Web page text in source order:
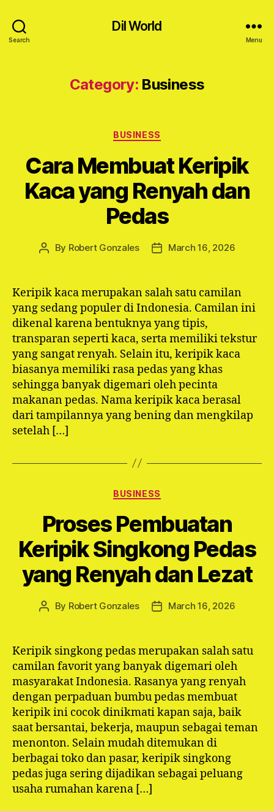
Search
Dil World
Menu
Category: Business
Categories
BUSINESS
Cara Membuat Keripik
Kaca yang Renyah dan
Pedas
Post
By Robert Gonzales
PostMarch 16, 2026
Keripik kaca merupakan salah satu camilan
yang sedang populer di Indonesia. Camilan ini
dikenal karena bentuknya yang tipis,
transparan seperti kaca, serta memiliki tekstur
yang sangat renyah. Selain itu, keripik kaca
biasanya memiliki rasa pedas yang khas
sehingga banyak digemari oleh pecinta
makanan pedas. Nama keripik kaca berasal
dari tampilannya yang bening dan mengkilap
setelah […]
Categories
BUSINESS
Proses Pembuatan
Keripik Singkong Pedas
yang Renyah dan Lezat
Post
By Robert Gonzales
PostMarch 16, 2026
Keripik singkong pedas merupakan salah satu
camilan favorit yang banyak digemari oleh
masyarakat Indonesia. Rasanya yang renyah
dengan perpaduan bumbu pedas membuat
keripik ini cocok dinikmati kapan saja, baik
saat bersantai, bekerja, maupun sebagai teman
menonton. Selain mudah ditemukan di
berbagai toko dan pasar, keripik singkong
pedas juga sering dijadikan sebagai peluang
usaha rumahan karena […]